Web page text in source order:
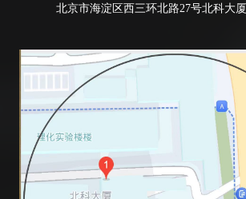
北京市海淀区西三环北路27号北科大